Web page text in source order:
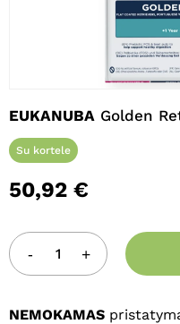
EUKANUBA Golden
Su kortele
50,92 €
NEMOKAMAS
išsaugoti
interneto
įvesti iš